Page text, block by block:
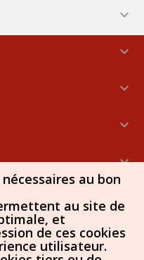






Informatique
au bon
au site de
et
de ces cookies
utilisateur.